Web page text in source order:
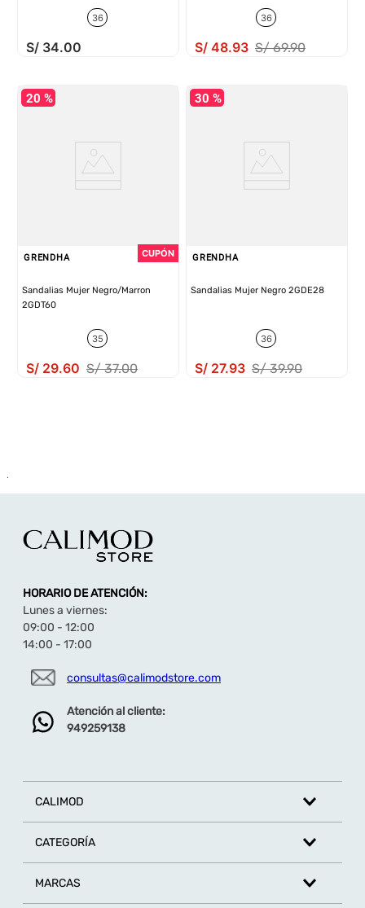
36
S/ 34.00
36
S/ 48.93 S/ 69.90
20 %
GRENDHA
Sandalias Mujer Negro/Marron
2GDT60
35
S/ 29.60 S/ 37.00
30 %
GRENDHA
Sandalias Mujer Negro 2GDE28
36
S/ 27.93 S/ 39.90
.
HORARIO DE ATENCIÓN:
Lunes a viernes:
09:00 - 12:00
14:00 - 17:00
consultas@calimodstore.com
Atención al cliente:
949259138
CALIMOD
CATEGORÍA
MARCAS